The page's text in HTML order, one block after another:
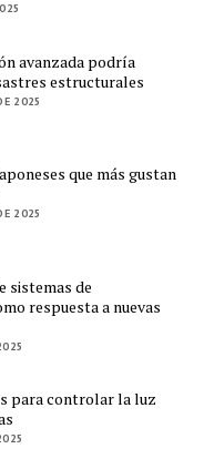
avanzada podría
estructurales
2025
que más gustan
2025
sistemas de
respuesta a nuevas
para controlar la luz